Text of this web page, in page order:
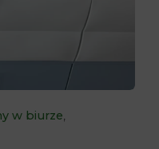
w biurze,